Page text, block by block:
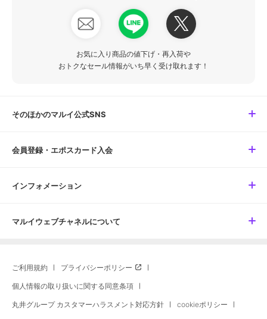
お気に入り商品の値下げ・再入荷や
おトクなセール情報がいち早く受け取れます！
そのほかのマルイ公式SNS
会員登録・エポスカード入会
インフォメーション
マルイウェブチャネルについて
ご利用規約 プライバシーポリシー
個人情報の取り扱いに関する同意条項
丸井グループ カスタマーハラスメント対応方針 cookieポリシー